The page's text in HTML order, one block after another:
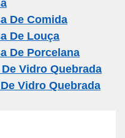
De Comida
De Louça
De Porcelana
Vidro Quebrada
Vidro Quebrada